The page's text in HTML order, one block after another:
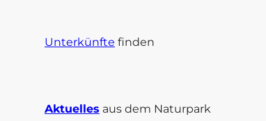
Unterkünfte finden
Aktuelles aus dem Naturpark